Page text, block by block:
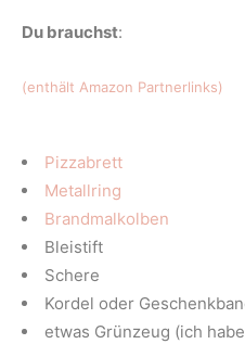
Du brauchst:
(enthält Amazon Partnerlinks)
Pizzabrett
Metallring
Brandmalkolben
Bleistift
Schere
Kordel oder
etwas Grünzeug (ich